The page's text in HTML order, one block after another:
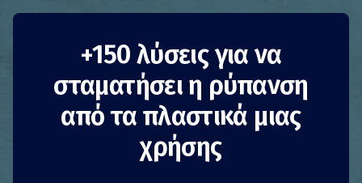
reCIRCLE δοχεία
τροφίμων σε πακέτο
+150 λύσεις για να
σταματήσει η ρύπανση
από τα πλαστικά μιας
χρήσης